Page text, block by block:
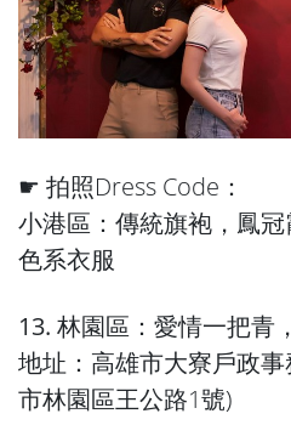
☛ 拍照Dress Code：
小港區：傳統旗袍，鳳
色系衣服
13. 林園區：愛情一把青
地址：高雄市大寮戶政
市林園區王公路1號)